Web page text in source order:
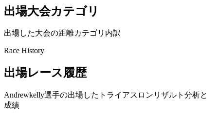
出場大会カテゴリ
出場した大会の距離カテゴリ内訳
Race History
出場レース履歴
Andrewkelly選手の出場したトライアスロンリザルト分析と
成績